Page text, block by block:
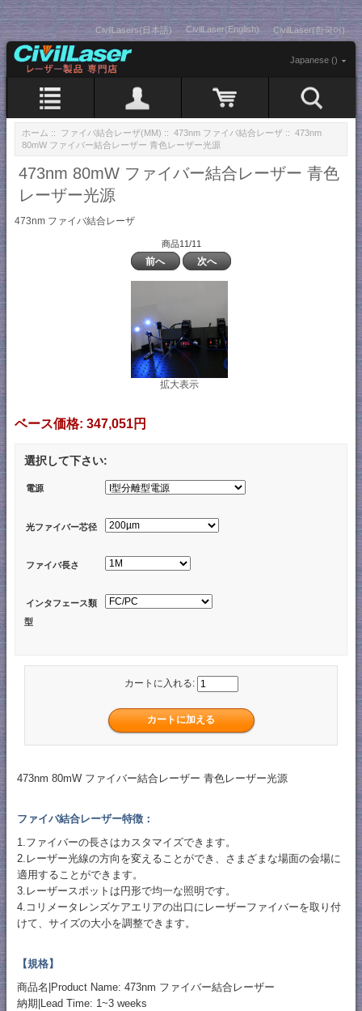
CivilLasers(日本語) CivilLaser(English) CivilLaser(한국어)
Japanese ()
ホーム :: ファイバ結合レーザ(MM) :: 473nm ファイバ結合レーザ :: 473nm
80mW ファイバー結合レーザー 青色レーザー光源
473nm 80mW ファイバー結合レーザー 青色
レーザー光源
473nm ファイバ結合レーザ
商品11/11
前へ 次へ
拡大表示
ベース価格: 347,051円
選択して下さい:
電源
光ファイバー芯径
ファイバ長さ
インタフェース類
型
カートに入れる:
473nm 80mW ファイバー結合レーザー 青色レーザー光源
ファイバ結合レーザー特徴：
1.ファイバーの長さはカスタマイズできます。
2.レーザー光線の方向を変えることができ、さまざまな場面の会場に
適用することができます。
3.レーザースポットは円形で均一な照明です。
4.コリメータレンズケアエリアの出口にレーザーファイバーを取り付
けて、サイズの大小を調整できます。
【規格】
商品名|Product Name: 473nm ファイバー結合レーザー
納期|Lead Time: 1~3 weeks